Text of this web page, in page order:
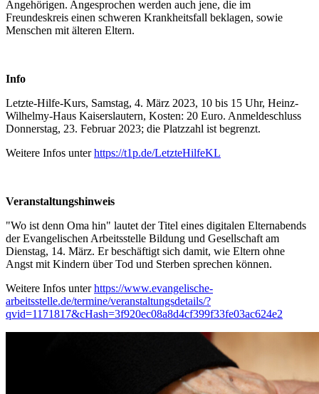
Angehörigen. Angesprochen werden auch jene, die im
Freundeskreis einen schweren Krankheitsfall beklagen, sowie
Menschen mit älteren Eltern.
Info
Letzte-Hilfe-Kurs, Samstag, 4. März 2023, 10 bis 15 Uhr, Heinz-
Wilhelmy-Haus Kaiserslautern, Kosten: 20 Euro. Anmeldeschluss
Donnerstag, 23. Februar 2023; die Platzzahl ist begrenzt.
Weitere Infos unterhttps://t1p.de/LetzteHilfeKL
Veranstaltungshinweis
"Wo ist denn Oma hin" lautet der Titel eines digitalen Elternabends
der Evangelischen Arbeitsstelle Bildung und Gesellschaft am
Dienstag, 14. März. Er beschäftigt sich damit, wie Eltern ohne
Angst mit Kindern über Tod und Sterben sprechen können.
Weitere Infos unterhttps://www.evangelische-
arbeitsstelle.de/termine/veranstaltungsdetails/?
qvid=1171817&cHash=3f920ec08a8d4cf399f33fe03ac624e2